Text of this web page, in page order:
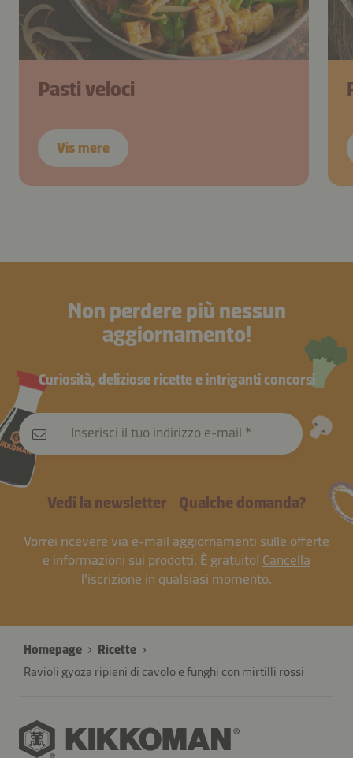
Pasti veloci
Vis mere
Non perdere più nessun
aggiornamento!
Curiosità, deliziose ricette e intriganti concorsi
Inserisci il tuo indirizzo e-mail
Vedi la newsletter Qualche domanda?
Vorrei ricevere via e-mail aggiornamenti sulle offerte
e informazioni sui prodotti. È gratuito! Cancella
l'iscrizione in qualsiasi momento.
Homepage
Ricette
Ravioli gyoza ripieni di cavolo e funghi con mirtilli rossi